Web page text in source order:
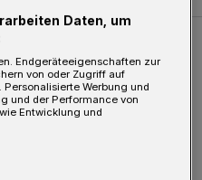
Daten, um
Endgeräteeigenschaften zur
von oder Zugriff auf
Werbung und
und der Performance von
Entwicklung und